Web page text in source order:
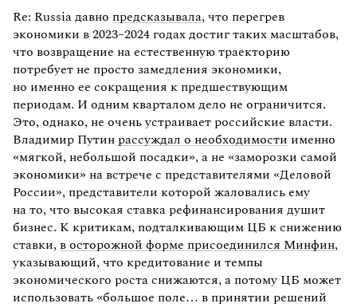
Re: Russia давно предсказывала, что перегрев
экономики в 2023–2024 годах достиг таких масштабов,
что возвращение на естественную траекторию
потребует не просто замедления экономики,
но именно ее сокращения к предшествующим
периодам. И одним кварталом дело не ограничится.
Это, однако, не очень устраивает российские власти.
Владимир Путин рассуждал о необходимости именно
«мягкой, небольшой посадки», а не «заморозки самой
экономики» на встрече с представителями «Деловой
России», представители которой жаловались ему
на то, что высокая ставка рефинансирования душит
бизнес. К критикам, подталкивающим ЦБ к снижению
ставки, в осторожной форме присоединился Минфин,
указывающий, что кредитование и темпы
экономического роста снижаются, а потому ЦБ может
использовать «большое поле… в принятии решений